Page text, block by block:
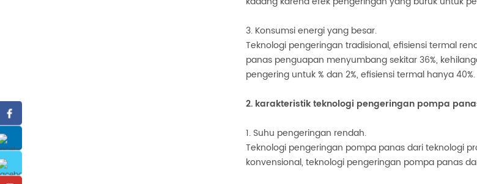
3. Konsumsi energi yang besar.
Teknologi pengeringan tradisional, efisiensi termal
panas penguapan menyumbang sekitar 36%,
pengering untuk % dan 2%, efisiensi termal hanya 40%.
2. karakteristik teknologi pengeringan pompa
1. Suhu pengeringan rendah.
Teknologi pengeringan pompa panas dari teknologi
konvensional, teknologi pengeringan pompa panas